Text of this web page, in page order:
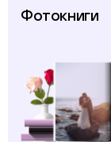
Фотокниги